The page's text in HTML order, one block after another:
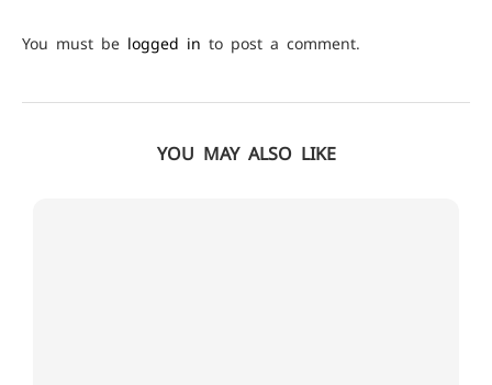
You must be logged in to post a comment.
YOU MAY ALSO LIKE